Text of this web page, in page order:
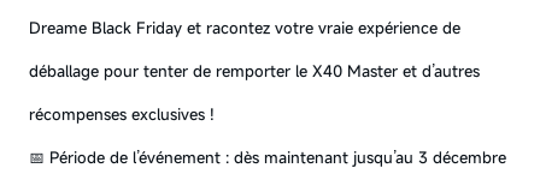
Dreame Black Friday et racontez votre vraie expérience de
déballage pour tenter de remporter le X40 Master et d’autres
récompenses exclusives !
📅 Période de l’événement : dès maintenant jusqu’au 3 décembre